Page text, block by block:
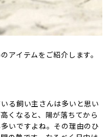
アイテムをご紹介します。
る飼い主さんは多いと思い
くなると、陽が落ちてから
いですよね。その理由のひ